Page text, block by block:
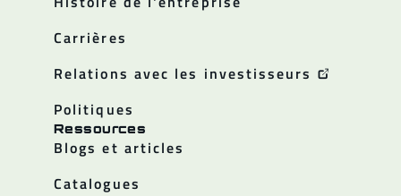
Carrières
Relations avec les investisseurs
Politiques
Ressources
Blogs et articles
Catalogues